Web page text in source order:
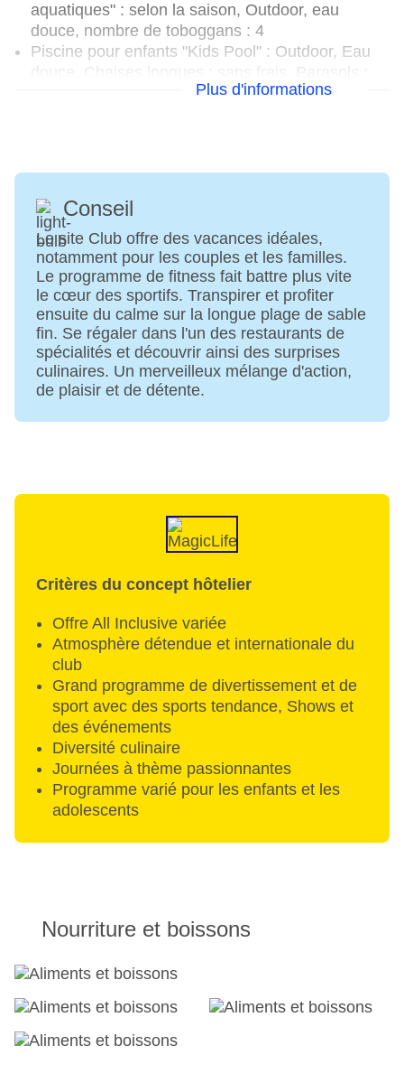
aquatiques" : selon la saison, Outdoor, eau
douce, nombre de toboggans : 4
Piscine pour enfants "Kids Pool" : Outdoor, Eau
douce, Chaises longues : sans frais, Parasols :
Piscine pour bébés "Indoor Baby Pool" : Indoor,
eau douce, chaises longues : sans frais
Serviettes de bain : sans frais
Mini-marché, coiffeur
Médecin : Langues : allemand, anglais
Discothèque/boîte de nuit, amphithéâtre
Internet : WLAN/WiFi, dans tout l'hôtel
(installation) : sans frais
Borne Internet : sans frais
Service de blanchisserie : payant
Modes de paiement : TUI Card / VISA,
MasterCard
animaux domestiques non autorisés
Taille de l'hôtel/installation : 130 mètres carrés
Nombre de bâtiments : 1, Chambres : 770,
Catégorie nationale : 5 étoiles
Plus d'informations
Conseil
Le site Club offre des vacances idéales,
notamment pour les couples et les familles.
Le programme de fitness fait battre plus vite
le cœur des sportifs. Transpirer et profiter
ensuite du calme sur la longue plage de sable
fin. Se régaler dans l'un des restaurants de
spécialités et découvrir ainsi des surprises
culinaires. Un merveilleux mélange d'action,
de plaisir et de détente.
Critères du concept hôtelier
Offre All Inclusive variée
Atmosphère détendue et internationale du
club
Grand programme de divertissement et de
sport avec des sports tendance, Shows et
des événements
Diversité culinaire
Journées à thème passionnantes
Programme varié pour les enfants et les
adolescents
Nourriture et boissons